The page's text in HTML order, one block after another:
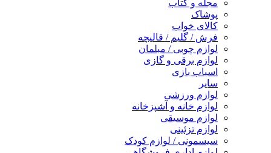
مجله و کتاب
پوشاک
کالای خواب
فرش / گلیم / قالیچه
لوازم چوبی / مبلمان
لوازم برقی و گازی
اسباب بازی
سایر
لوازم ورزشی
لوازم خانه و آشپزخانه
لوازم موسیقی
لوازم تزئینی
سیسمونی / لوازم کودک